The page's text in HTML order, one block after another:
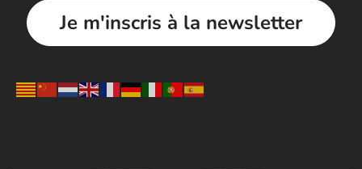
Je m'inscris à la newsletter